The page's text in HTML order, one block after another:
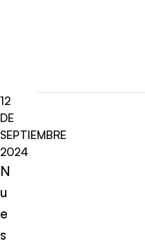
12
DE
SEPTIEMBRE
2024
N
u
e
s